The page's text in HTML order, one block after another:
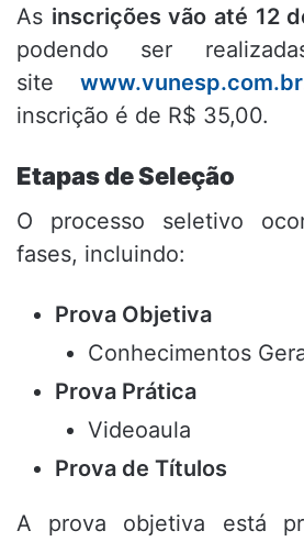
As inscrições vão até 12
podendo ser
sitewww.vunesp.com.br
inscrição é de R$ 35,00.
Etapas de Seleção
O processo seletivo
fases, incluindo:
Prova Objetiva
Conhecimentos
Prova Prática
Videoaula
Prova de Títulos
A prova objetiva está